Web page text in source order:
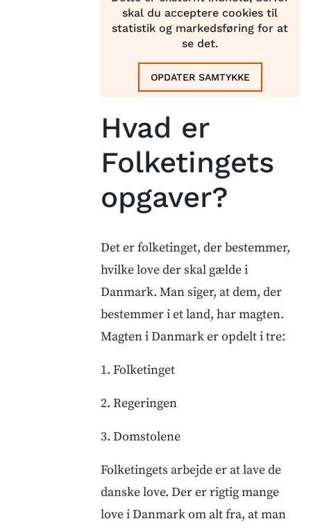
skal du acceptere cookies til
statistik og markedsføring for at
se det.
OPDATER SAMTYKKE
Hvad er
Folketingets
opgaver?
Det er folketinget, der bestemmer,
hvilke love der skal gælde i
Danmark. Man siger, at dem, der
bestemmer i et land, har magten.
Magten i Danmark er opdelt i tre:
1. Folketinget
2. Regeringen
3. Domstolene
Folketingets arbejde er at lave de
danske love. Der er rigtig mange
love i Danmark om alt fra, at man